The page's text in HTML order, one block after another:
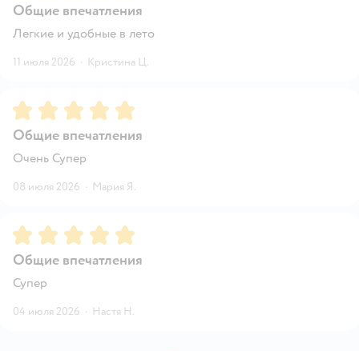
Общие впечатления
Легкие и удобные в лето
11 июля 2026 · Кристина Ц.
Рейтинг:5
Общие впечатления
Очень Супер
08 июля 2026 · Мария Я.
Рейтинг:5
Общие впечатления
Супер
04 июля 2026 · Настя Н.